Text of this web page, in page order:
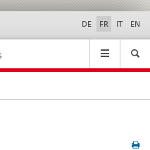
DE FR IT EN